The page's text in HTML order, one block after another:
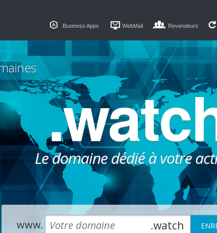
Business Apps WebMail Revendeurs
Le domaine dédié à votre
www. .watch